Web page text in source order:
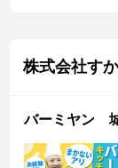
株式会社す
バーミヤン